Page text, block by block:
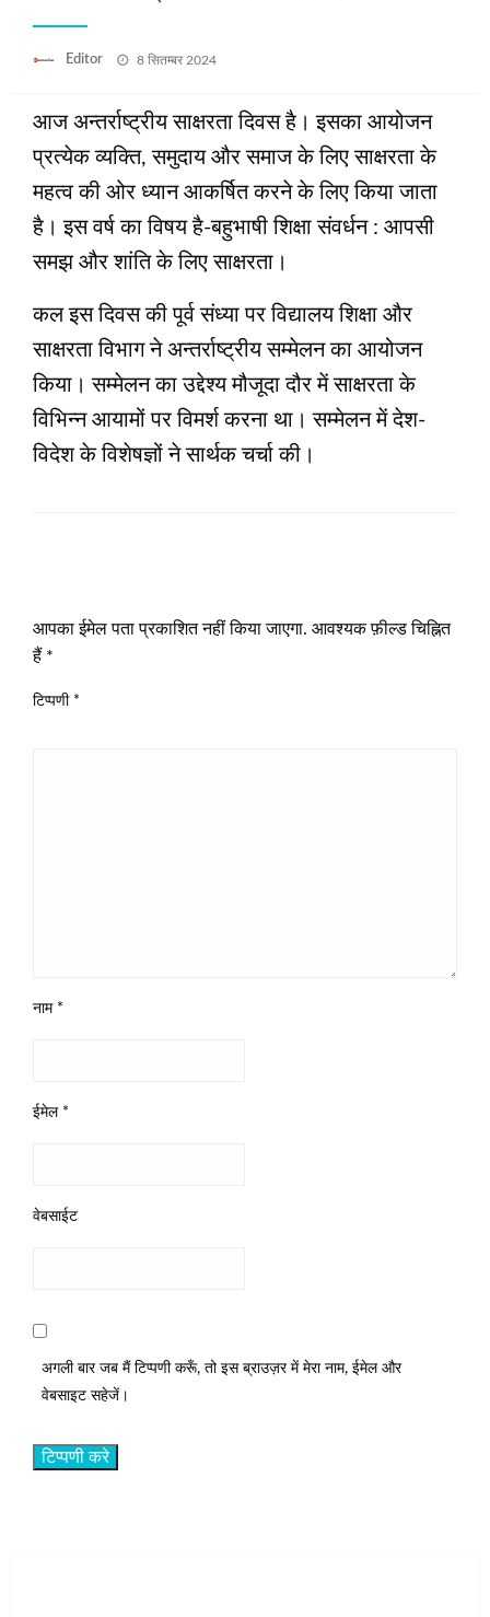
Editor
Posted
8 सितम्बर 2024
आज अन्‍तर्राष्‍ट्रीय साक्षरता दिवस है। इसका आयोजन
प्रत्‍येक व्‍यक्ति, समुदाय और समाज के लिए साक्षरता के
महत्‍व की ओर ध्‍यान आकर्षित करने के लिए किया जाता
है। इस वर्ष का विषय है-बहुभाषी शिक्षा संवर्धन : आपसी
समझ और शांति के लिए साक्षरता।
कल इस दिवस की पूर्व संध्या पर विद्यालय शिक्षा और
साक्षरता विभाग ने अन्‍तर्राष्‍ट्रीय सम्‍मेलन का आयोजन
किया। सम्‍मेलन का उद्देश्‍य मौजूदा दौर में साक्षरता के
विभिन्‍न आयामों पर विमर्श करना था। सम्मेलन में देश-
विदेश के विशेषज्ञों ने सार्थक चर्चा की।
आपका ईमेल पता प्रकाशित नहीं किया जाएगा. आवश्यक फ़ील्ड चिह्नित
हैं *
टिप्पणी *
नाम *
ईमेल *
वेबसाईट
अगली बार जब मैं टिप्पणी करूँ, तो इस ब्राउज़र में मेरा नाम, ईमेल और
वेबसाइट सहेजें।